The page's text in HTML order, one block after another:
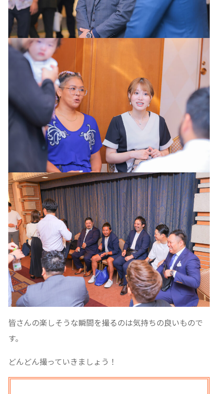
皆さんの楽しそうな瞬間を撮るのは気持ちの良いもので
す。
どんどん撮っていきましょう！